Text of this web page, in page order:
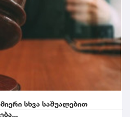
სხვა საშუალებით